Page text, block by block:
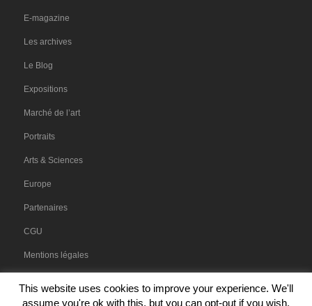
E-magazine
Les archives
Le Blog
Expositions
Marché de l’art
Portraits
Arts & Sciences
Europe
Partenaires
CGU
Mentions légales
This website uses cookies to improve your experience. We'll
assume you're ok with this, but you can opt-out if you wish.